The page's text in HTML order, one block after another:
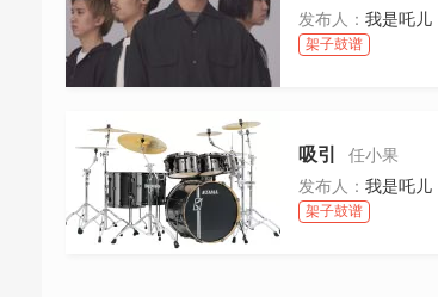
发布人： 我是吒儿
架子鼓谱
吸引
任小果
发布人： 我是吒儿
架子鼓谱